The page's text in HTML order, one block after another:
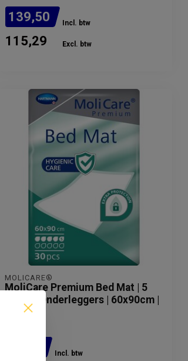
139,50 Incl. btw
115,29 Excl. btw
​MOLICARE®
​MoliCare Premium Bed Mat | 5
drops | Onderleggers | 60x90cm |
30stuks
Incl. btw